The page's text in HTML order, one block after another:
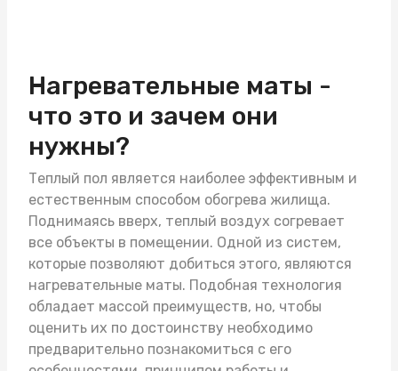
Нагревательные маты -
что это и зачем они
нужны?
Теплый пол является наиболее эффективным и
естественным способом обогрева жилища.
Поднимаясь вверх, теплый воздух согревает
все объекты в помещении. Одной из систем,
которые позволяют добиться этого, являются
нагревательные маты. Подобная технология
обладает массой преимуществ, но, чтобы
оценить их по достоинству необходимо
предварительно познакомиться с его